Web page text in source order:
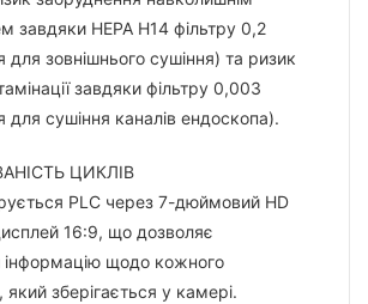
завдяки HEPA H14 фільтру 0,2
для зовнішнього сушіння) та ризик
завдяки фільтру 0,003
для сушіння каналів ендоскопа).
ЦИКЛІВ
PLC через 7-дюймовий HD
16:9, що дозволяє
інформацію щодо кожного
який зберігається у камері.